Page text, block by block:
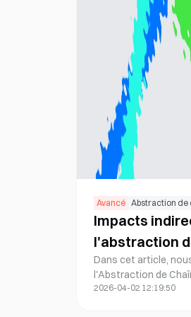
Avancé Abstraction de
Impacts
l'abstraction
Dans cet article,
l'Abstraction de
capital à travers les
2026-04-02 12:19:50